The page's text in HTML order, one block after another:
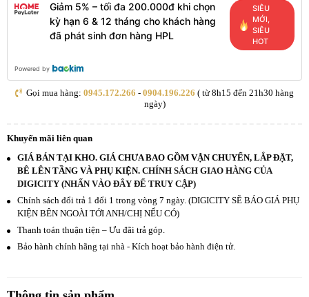
Giảm 5% – tối đa 200.000đ khi chọn
kỳ hạn 6 & 12 tháng cho khách hàng
đã phát sinh đơn hàng HPL
SIÊU
MỚI,
SIÊU
HOT
Powered by
Gọi mua hàng: 0945.172.266 - 0904.196.226 ( từ 8h15 đến 21h30 hàng
ngày)
Khuyến mãi liên quan
GIÁ BÁN TẠI KHO. GIÁ CHƯA BAO GỒM VẬN CHUYỂN, LẮP ĐẶT,
BÊ LÊN TẦNG VÀ PHỤ KIỆN. CHÍNH SÁCH GIAO HÀNG CỦA
DIGICITY (NHẤN VÀO ĐÂY ĐỂ TRUY CẬP)
Chính sách đổi trả 1 đổi 1 trong vòng 7 ngày. (DIGICITY SẼ BÁO GIÁ PHỤ
KIỆN BÊN NGOÀI TỚI ANH/CHỊ NẾU CÓ)
Thanh toán thuận tiện – Ưu đãi trả góp.
Bảo hành chính hãng tại nhà - Kích hoạt bảo hành điện tử.